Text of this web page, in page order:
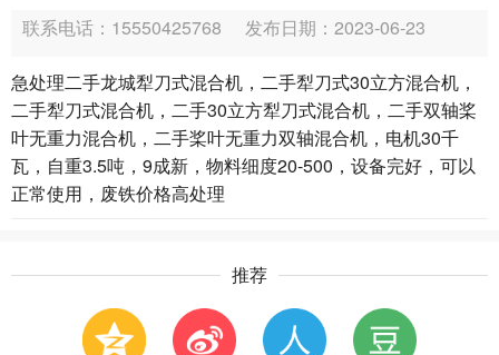
联系电话：15550425768 发布日期：2023-06-23
急处理二手龙城犁刀式混合机，二手犁刀式30立方混合机，
二手犁刀式混合机，二手30立方犁刀式混合机，二手双轴桨
叶无重力混合机，二手桨叶无重力双轴混合机，电机30千
瓦，自重3.5吨，9成新，物料细度20-500，设备完好，可以
正常使用，废铁价格高处理
推荐